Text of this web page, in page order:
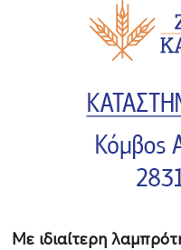
Με ιδιαίτερη